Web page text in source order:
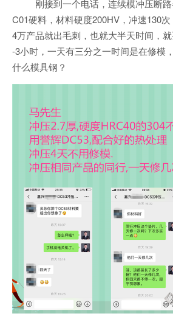
刚接到一个电话，连续模冲压断
C01硬料，材料硬度200HV，冲速130
4万产品就出毛刺，也就大半天时间，
-3小时，一天有三分之一时间是在修模
什么模具钢？